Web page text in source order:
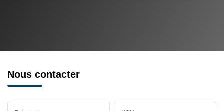
Nous contacter